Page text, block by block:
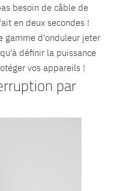
besoin de câble de
en deux secondes !
gamme d'onduleur jeter
définir la puissance
vos appareils !
par